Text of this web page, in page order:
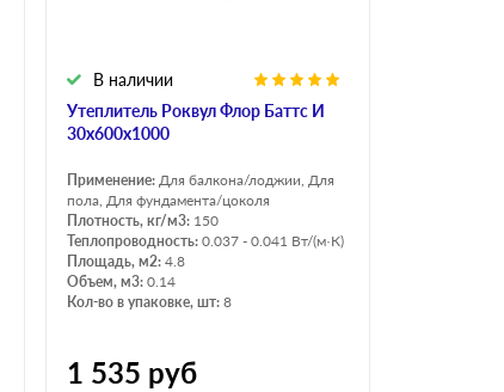
Утеплитель Роквул Флор Баттс И
30х600х1000
В наличии
Применение: Для балкона/лоджии, Для
пола, Для фундамента/цоколя
Плотность, кг/м3: 150
Теплопроводность: 0.037 - 0.041 Вт/(м·К)
Площадь, м2: 4.8
Объем, м3: 0.14
Кол-во в упаковке, шт: 8
1 535 руб